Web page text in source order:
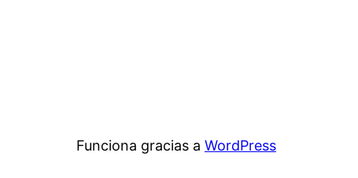
Funciona gracias a WordPress